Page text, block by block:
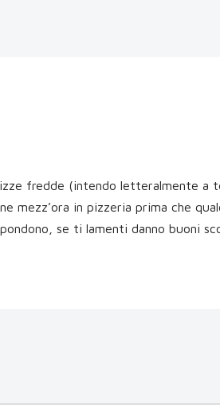
fredde (intendo letteralmente a
mezz’ora in pizzeria prima che
se ti lamenti danno buoni